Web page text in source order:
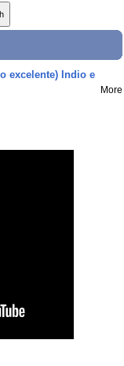
excelente) Indio e
More